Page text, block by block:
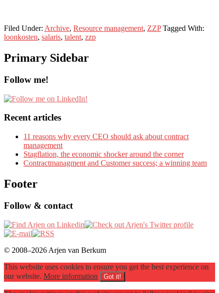
Filed Under: Archive, Resource management, ZZP Tagged With:
loonkosten, salaris, talent, zzp
Primary Sidebar
Follow me!
Recent articles
11 reasons why every CEO should ask about contract
management
Stagflation, the economic shocker around the corner
Contractmanagment and Customer success; a winning team
Footer
Follow & contact
© 2008–2026 Arjen van Berkum
This website uses cookies to ensure you get the best experience on
our website. More information Got it!